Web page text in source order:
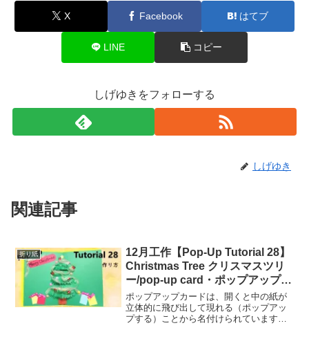
X Facebook はてブ
LINE コピー
しげゆきをフォローする
しげゆき
関連記事
折り紙
12月工作【Pop-Up Tutorial 28】
Christmas Tree クリスマスツリ
ー/pop-up card・ポップアップカ
ード/作り方動画
ポップアップカードは、開くと中の紙が
立体的に飛び出して現れる（ポップアッ
プする）ことから名付けられています。